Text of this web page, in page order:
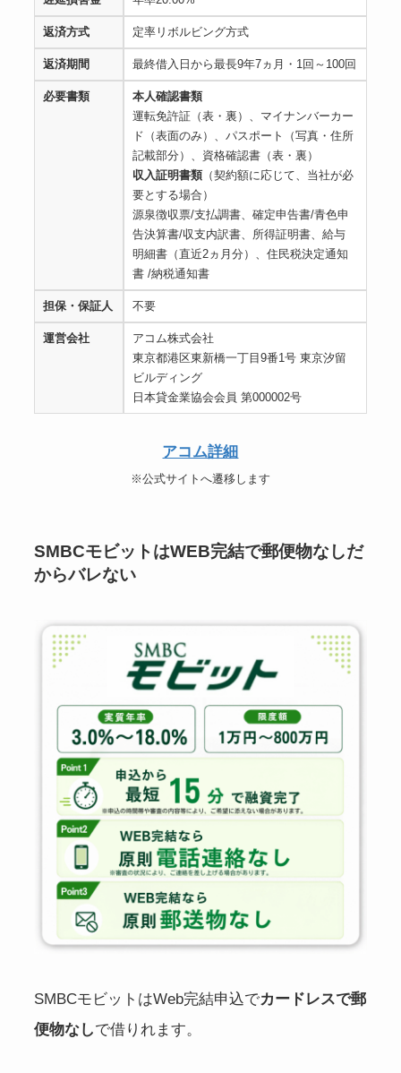
返済方式 定率リボルビング方式
返済期間 最終借入日から最長9年7ヵ月・1回～100回
必要書類
本人確認書類
運転免許証（表・裏）、マイナンバーカー
ド（表面のみ）、パスポート（写真・住所
記載部分）、資格確認書（表・裏）
収入証明書類（契約額に応じて、当社が必
要とする場合）
源泉徴収票/支払調書、確定申告書/青色申
告決算書/収支内訳書、所得証明書、給与
明細書（直近2ヵ月分）、住民税決定通知
書 /納税通知書
担保・保証人 不要
運営会社
アコム株式会社
東京都港区東新橋一丁目9番1号 東京汐留
ビルディング
日本貸金業協会会員 第000002号
アコム詳細
※公式サイトへ遷移します
SMBCモビットはWEB完結で郵便物なしだ
からバレない
SMBCモビットはWeb完結申込でカードレスで郵
便物なしで借りれます。